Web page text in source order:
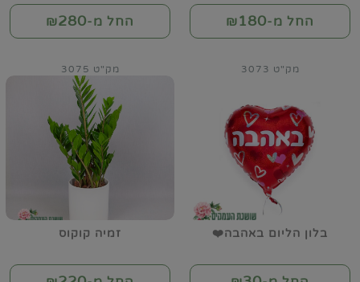
החל מ-₪180 החל מ-₪280
בלון הליום באהבה❤️
מק"ט 3073
זמיה קוקוס
מק"ט 3075